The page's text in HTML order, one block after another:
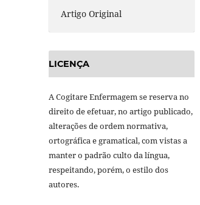
Artigo Original
LICENÇA
A Cogitare Enfermagem se reserva no
direito de efetuar, no artigo publicado,
alterações de ordem normativa,
ortográfica e gramatical, com vistas a
manter o padrão culto da língua,
respeitando, porém, o estilo dos
autores.